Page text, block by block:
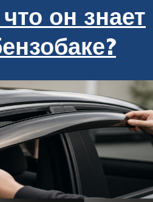
он знает